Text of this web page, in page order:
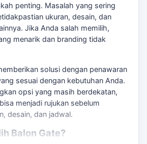
penting. Masalah yang sering
ukuran, desain, dan
Jika Anda salah memilih,
menarik dan branding tidak
solusi dengan penawaran
sesuai dengan kebutuhan Anda.
opsi yang masih berdekatan,
bisa menjadi rujukan sebelum
desain, dan jadwal.
Balon Gate?